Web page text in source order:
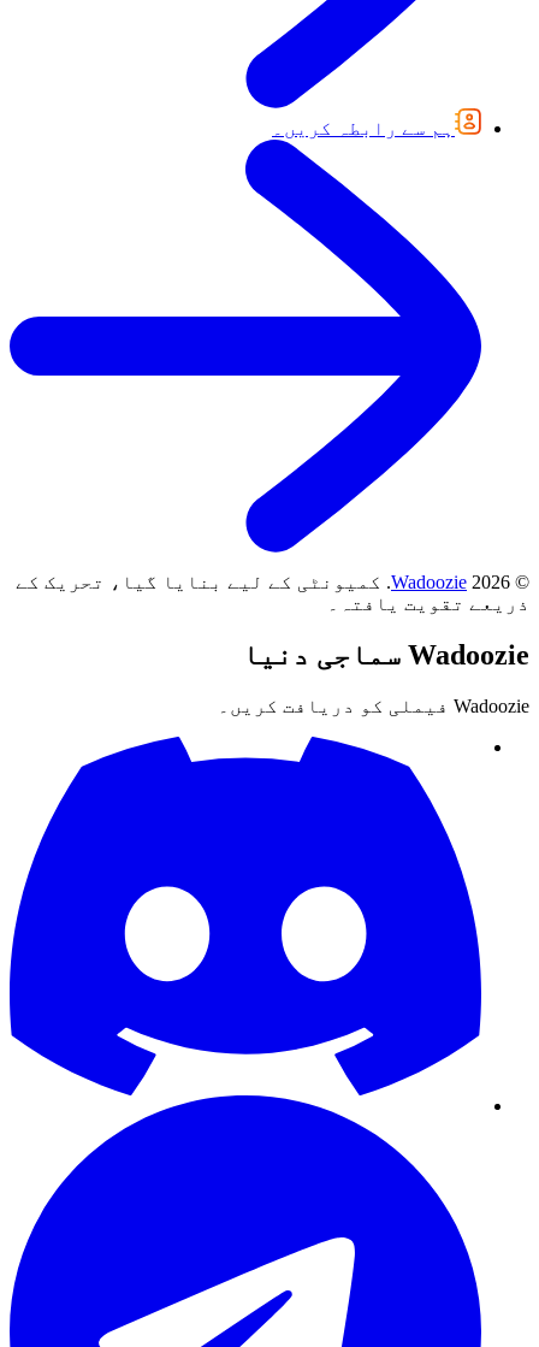
ہم سے رابطہ کریں۔
©
2026
Wadoozie
.کمیونٹی کے لیے بنایا گیا، تحریک کے
ذریعے تقویت یافتہ۔
Wadoozie سماجی دنیا
Wadoozie فیملی کو دریافت کریں۔